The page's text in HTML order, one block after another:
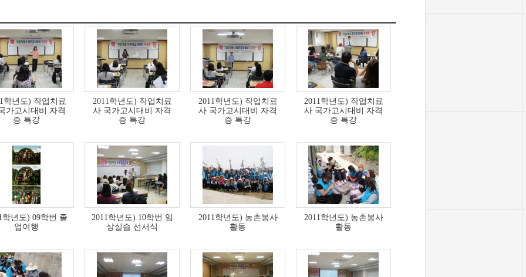
학년도) 작업치료
가고시대비 자격
증 특강
2011학년도) 작업치료
사 국가고시대비 자격
증 특강
2011학년도) 작업치료
사 국가고시대비 자격
증 특강
2011학년도) 작업치료
사 국가고시대비 자격
증 특강
학년도) 09학번 졸
업여행
2011학년도) 10학번 임
상실습 선서식
2011학년도) 농촌봉사
활동
2011학년도) 농촌봉사
활동